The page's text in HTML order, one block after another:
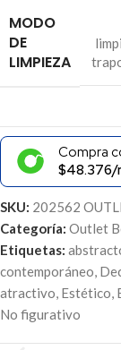
MODO
DE
LIMPIEZA
Compra
$48.376/
SKU: 202562
Categoría: Outlet
Etiquetas:
contemporáneo
atractivo Estético
No figurativo